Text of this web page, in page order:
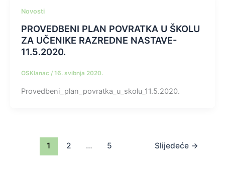
Novosti
PROVEDBENI PLAN POVRATKA U ŠKOLU
ZA UČENIKE RAZREDNE NASTAVE-
11.5.2020.
OSKlanac / 16. svibnja 2020.
Provedbeni_plan_povratka_u_skolu_11.5.2020.
1 2 … 5 Slijedeće →